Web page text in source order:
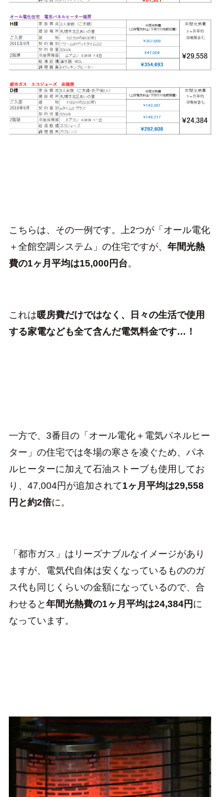
こちらは、その一例です。上2つが「オール電化
＋全館空調システム」の住宅ですが、 年間光熱
費の1ヶ月平均は15,000円台。
これは暖房費だけではなく、日々の生活で使用
する家電なども全て含んだ電気料金です…！
一方で、3番目の「オール電化＋電気パネルヒー
ター」の住宅では冬場の寒さを凌ぐため、パネ
ルヒーターに加えて石油ストーブも使用してお
り、47,004円が追加されて1ヶ月平均は29,558
円と約2倍に。
「都市ガス」はリーズナブルなイメージがあり
ますが、電気代自体は安くなっているもののガ
ス代も同じくらいの金額になっているので、合
わせると年間光熱費の1ヶ月平均は24,384円に
なっています。